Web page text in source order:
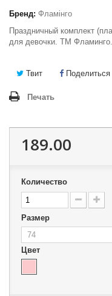
Бренд: Фламінго
Праздничный комплект
для девочки. ТМ Фламинго.
Твит Поделиться
Печать
189.00
Количество
Размер
Цвет